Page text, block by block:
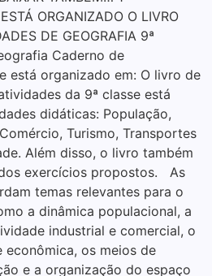
ORGANIZADO O LIVRO
DE GEOGRAFIA 9ª
Caderno de
está organizado em: O livro de
da 9ª classe está
didáticas: População,
Turismo, Transportes
Além disso, o livro também
exercícios propostos. As
temas relevantes para o
a dinâmica populacional, a
industrial e comercial, o
os meios de
e a organização do espaço